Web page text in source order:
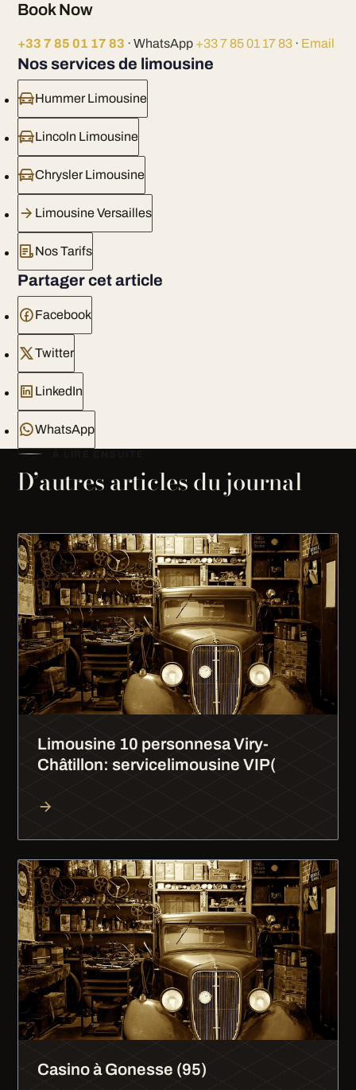
Book Now
+33 7 85 01 17 83 · WhatsApp +33 7 85 01 17 83· Email
Nos services de limousine
Hummer Limousine
Lincoln Limousine
Chrysler Limousine
Limousine Versailles
Nos Tarifs
Partager cet article
Facebook
Twitter
LinkedIn
WhatsApp
D’autres articles du journal
Limousine 10 personnesa Viry-
Châtillon: servicelimousine VIP(
Casino à Gonesse (95)